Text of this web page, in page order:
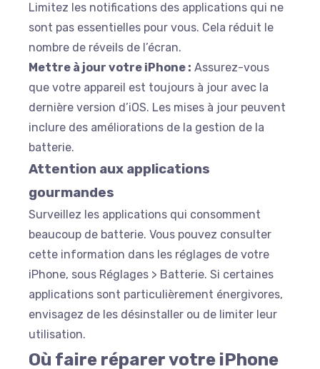
Limitez les notifications des applications qui ne
sont pas essentielles pour vous. Cela réduit le
nombre de réveils de l’écran.
Mettre à jour votre iPhone : Assurez-vous
que votre appareil est toujours à jour avec la
dernière version d’iOS. Les mises à jour peuvent
inclure des améliorations de la gestion de la
batterie.
Attention aux applications
gourmandes
Surveillez les applications qui consomment
beaucoup de batterie. Vous pouvez consulter
cette information dans les réglages de votre
iPhone, sous Réglages > Batterie. Si certaines
applications sont particulièrement énergivores,
envisagez de les désinstaller ou de limiter leur
utilisation.
Où faire réparer votre iPhone